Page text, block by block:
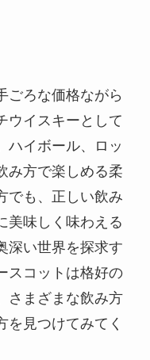
ごろな価格ながら
ウイスキーとして
ハイボール、ロッ
み方で楽しめる柔
でも、正しい飲み
美味しく味わえる
深い世界を探求す
スコットは格好の
さまざまな飲み方
を見つけてみてく